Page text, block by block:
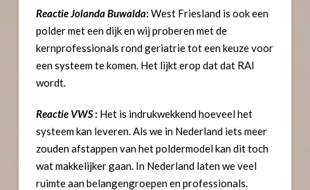
Reactie Jolanda Buwalda: West Friesland is ook een
polder met een dijk en wij proberen met de
kernprofessionals rond geriatrie tot een keuze voor
een systeem te komen. Het lijkt erop dat dat RAI
wordt.
Reactie VWS: Het is indrukwekkend hoeveel het
systeem kan leveren. Als we in Nederland iets meer
zouden afstappen van het poldermodel kan dit toch
wat makkelijker gaan. In Nederland laten we veel
ruimte aan belangengroepen en professionals.